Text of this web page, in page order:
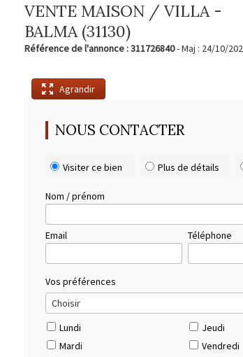
VENTE MAISON / VILLA -
BALMA (31130)
Référence de l'annonce : 311726840- Maj : 24/10/
Agrandir
NOUS CONTACTER
Visiter ce bien Plus de détails
Nom / prénom
Email Téléphone
Vos préférences
Lundi
Mardi
Jeudi
Vendredi